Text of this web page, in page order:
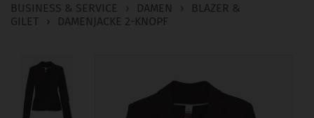
BUSINESS & SERVICE › DAMEN ›
BLAZER &
GILET
› DAMENJACKE 2-KNOPF